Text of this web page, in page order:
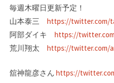
毎週木曜日更新予定！
山本泰三 https://twitter.com/
阿部ダイキ https://
荒川翔太 https://twitter.com/
舘神龍彦さん https://